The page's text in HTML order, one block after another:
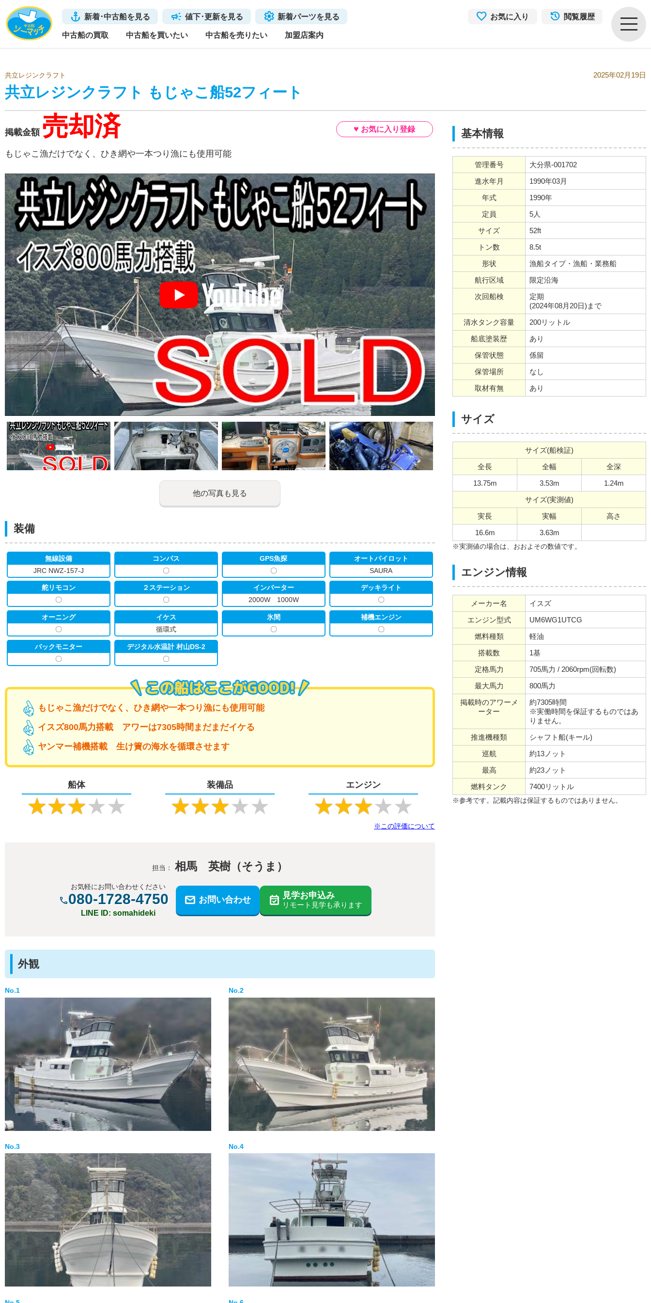
新着･中古船を見る 値下･更新を見る 新着パーツを見る お気に入り 閲覧履歴
中古船の買取 中古船を買いたい 中古船を売りたい 加盟店案内
共立レジンクラフト 2025年02月19日
共立レジンクラフト もじゃこ船52フィート
掲載金額 売却済
もじゃこ漁だけでなく、ひき網や一本つり漁にも使用可能
他の写真も見る
基本情報
管理番号
大分県-001702
進水年月
1990年03月
年式
1990年
定員
5人
サイズ
52ft
トン数
8.5t
形状
漁船タイプ・漁船・業務船
航行区域
限定沿海
次回船検
定期
(2024年08月20日)まで
清水タンク容量
200リットル
船底塗装歴
あり
保管状態
係留
保管場所
なし
取材有無
あり
サイズ
サイズ(船検証)
全長
全幅
全深
13.75m
3.53m
1.24m
サイズ(実測値)
実長
実幅
高さ
16.6m
3.63m
※実測値の場合は、おおよその数値です。
エンジン情報
メーカー名
イスズ
エンジン型式
UM6WG1UTCG
燃料種類
軽油
搭載数
1基
定格馬力
705馬力 / 2060rpm(回転数)
最大馬力
800馬力
掲載時のアワーメ
ーター
約7305時間
※実働時間を保証するものではあ
りません。
推進機種類
シャフト船(キール)
巡航
約13ノット
最高
約23ノット
燃料タンク
7400リットル
※参考です。記載内容は保証するものではありません。
装備
無線設備
JRC NWZ-157-J
コンパス
〇
GPS魚探
〇
オートパイロット
SAURA
舵リモコン
〇
２ステーション
〇
インバーター
2000W 1000W
デッキライト
〇
オーニング
〇
イケス
循環式
氷間
〇
補機エンジン
〇
バックモニター
〇
デジタル水温計 村山DS-2
〇
もじゃこ漁だけでなく、ひき網や一本つり漁にも使用可能
イスズ800馬力搭載 アワーは7305時間まだまだイケる
ヤンマー補機搭載 生け簀の海水を循環させます
船体
★★★★★
装備品
★★★★★
エンジン
★★★★★
※この評価について
担当： 相馬 英樹（そうま）
お気軽にお問い合わせください
080-1728-4750
LINE ID: somahideki
お問い合わせ 見学お申込み
リモート見学も承ります
外観
No.1 No.2
No.3 No.4